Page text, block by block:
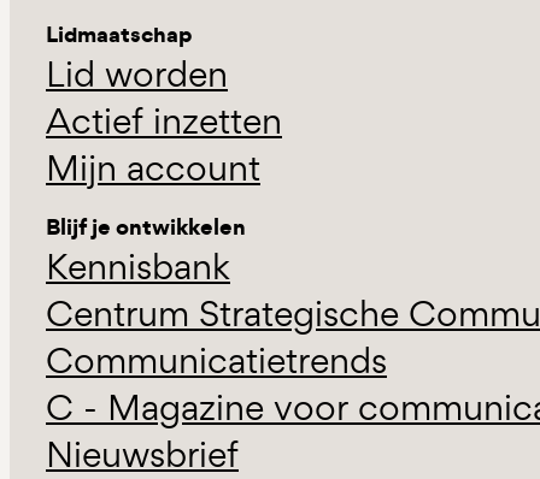
Lidmaatschap
Lid worden
Actief inzetten
Mijn account
Blijf je ontwikkelen
Kennisbank
Centrum Strategische
Communicatietrends
C - Magazine voor
Nieuwsbrief